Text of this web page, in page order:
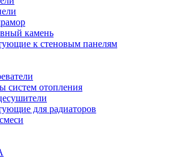
камень
к стеновым панелям
систем отопления
для радиаторов